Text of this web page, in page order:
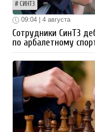
СИНТЗ
09:04 | 4 августа
Сотрудники СинТЗ
по арбалетному